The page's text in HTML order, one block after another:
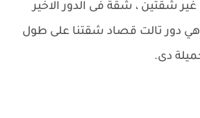
شقتين ، شقة فى الدور الاخير
هي دور تالت قصاد شقتنا على طول
دى.